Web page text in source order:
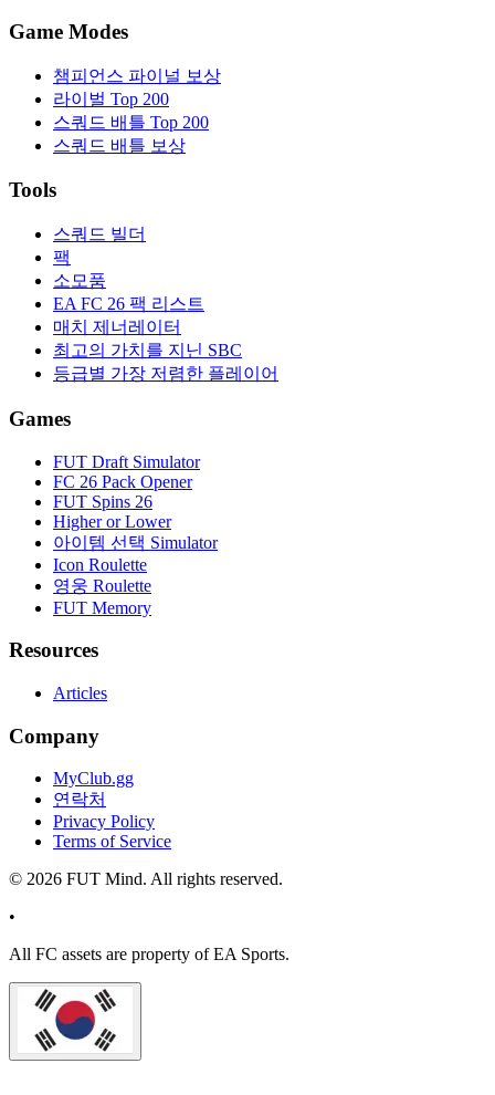
Game Modes
챔피언스 파이널 보상
라이벌 Top 200
스쿼드 배틀 Top 200
스쿼드 배틀 보상
Tools
스쿼드 빌더
팩
소모품
EA FC 26 팩 리스트
매치 제너레이터
최고의 가치를 지닌 SBC
등급별 가장 저렴한 플레이어
Games
FUT Draft Simulator
FC 26 Pack Opener
FUT Spins 26
Higher or Lower
아이템 선택 Simulator
Icon Roulette
영웅 Roulette
FUT Memory
Resources
Articles
Company
MyClub.gg
연락처
Privacy Policy
Terms of Service
© 2026 FUT Mind. All rights reserved.
•
All FC assets are property of EA Sports.